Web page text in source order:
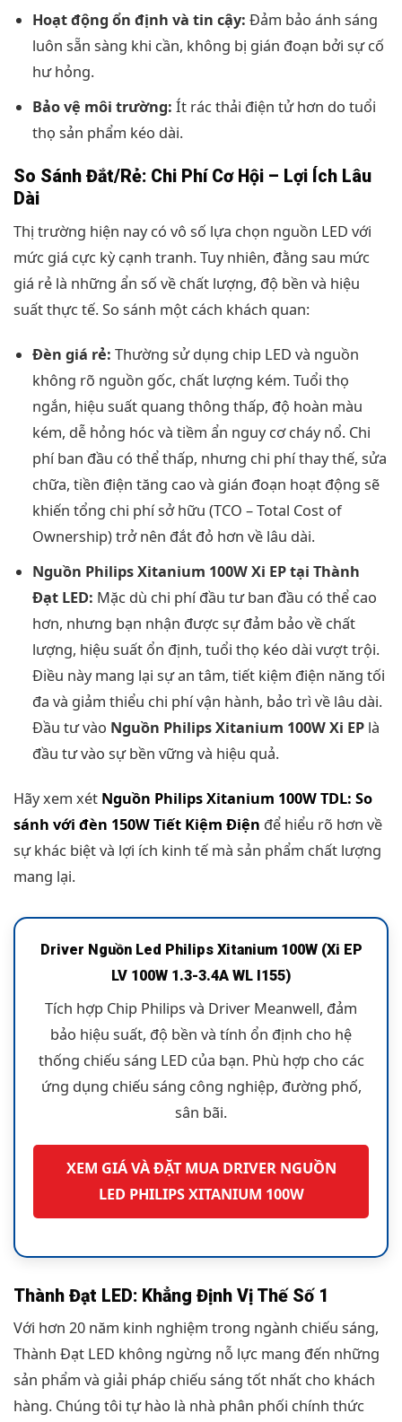
Hoạt động ổn định và tin cậy: Đảm bảo ánh sáng
luôn sẵn sàng khi cần, không bị gián đoạn bởi sự cố
hư hỏng.
Bảo vệ môi trường: Ít rác thải điện tử hơn do tuổi
thọ sản phẩm kéo dài.
So Sánh Đắt/Rẻ: Chi Phí Cơ Hội – Lợi Ích Lâu
Dài
Thị trường hiện nay có vô số lựa chọn nguồn LED với
mức giá cực kỳ cạnh tranh. Tuy nhiên, đằng sau mức
giá rẻ là những ẩn số về chất lượng, độ bền và hiệu
suất thực tế. So sánh một cách khách quan:
Đèn giá rẻ: Thường sử dụng chip LED và nguồn
không rõ nguồn gốc, chất lượng kém. Tuổi thọ
ngắn, hiệu suất quang thông thấp, độ hoàn màu
kém, dễ hỏng hóc và tiềm ẩn nguy cơ cháy nổ. Chi
phí ban đầu có thể thấp, nhưng chi phí thay thế, sửa
chữa, tiền điện tăng cao và gián đoạn hoạt động sẽ
khiến tổng chi phí sở hữu (TCO – Total Cost of
Ownership) trở nên đắt đỏ hơn về lâu dài.
Nguồn Philips Xitanium 100W Xi EP tại Thành
Đạt LED: Mặc dù chi phí đầu tư ban đầu có thể cao
hơn, nhưng bạn nhận được sự đảm bảo về chất
lượng, hiệu suất ổn định, tuổi thọ kéo dài vượt trội.
Điều này mang lại sự an tâm, tiết kiệm điện năng tối
đa và giảm thiểu chi phí vận hành, bảo trì về lâu dài.
Đầu tư vào Nguồn Philips Xitanium 100W Xi EP là
đầu tư vào sự bền vững và hiệu quả.
Hãy xem xét Nguồn Philips Xitanium 100W TDL: So
sánh với đèn 150W Tiết Kiệm Điện để hiểu rõ hơn về
sự khác biệt và lợi ích kinh tế mà sản phẩm chất lượng
mang lại.
Driver Nguồn Led Philips Xitanium 100W (Xi EP
LV 100W 1.3-3.4A WL I155)
Tích hợp Chip Philips và Driver Meanwell, đảm
bảo hiệu suất, độ bền và tính ổn định cho hệ
thống chiếu sáng LED của bạn. Phù hợp cho các
ứng dụng chiếu sáng công nghiệp, đường phố,
sân bãi.
XEM GIÁ VÀ ĐẶT MUA DRIVER NGUỒN
LED PHILIPS XITANIUM 100W
Thành Đạt LED: Khẳng Định Vị Thế Số 1
Với hơn 20 năm kinh nghiệm trong ngành chiếu sáng,
Thành Đạt LED không ngừng nỗ lực mang đến những
sản phẩm và giải pháp chiếu sáng tốt nhất cho khách
hàng. Chúng tôi tự hào là nhà phân phối chính thức